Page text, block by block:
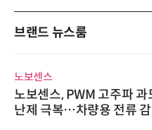
브랜드 뉴스룸
노보센스
노보센스, PWM 고주파 과
난제 극복…차량용 전류